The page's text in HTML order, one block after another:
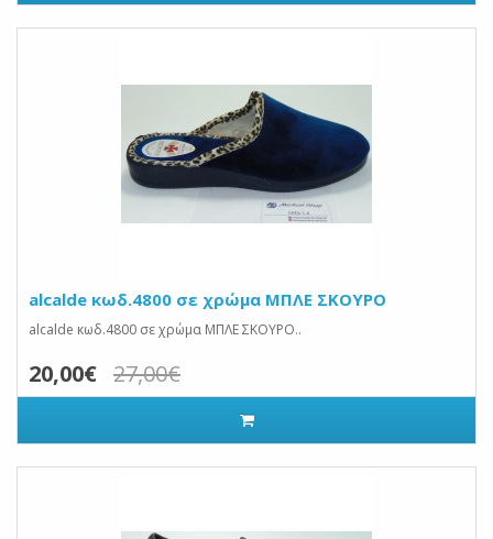
alcalde κωδ.4800 σε χρώμα ΜΠΛΕ ΣΚΟΥΡΟ
alcalde κωδ.4800 σε χρώμα ΜΠΛΕ ΣΚΟΥΡΟ..
20,00€ 27,00€